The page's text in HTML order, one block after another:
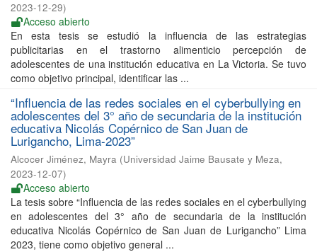
2023-12-29)
Acceso abierto
En esta tesis se estudió la influencia de las estrategias
publicitarias en el trastorno alimenticio percepción de
adolescentes de una institución educativa en La Victoria. Se tuvo
como objetivo principal, identificar las ...
“Influencia de las redes sociales en el cyberbullying en
adolescentes del 3° año de secundaria de la institución
educativa Nicolás Copérnico de San Juan de
Lurigancho, Lima-2023”
Alcocer Jiménez, Mayra (Universidad Jaime Bausate y Meza,
2023-12-07)
Acceso abierto
La tesis sobre “Influencia de las redes sociales en el cyberbullying
en adolescentes del 3° año de secundaria de la institución
educativa Nicolás Copérnico de San Juan de Lurigancho” Lima
2023, tiene como objetivo general ...